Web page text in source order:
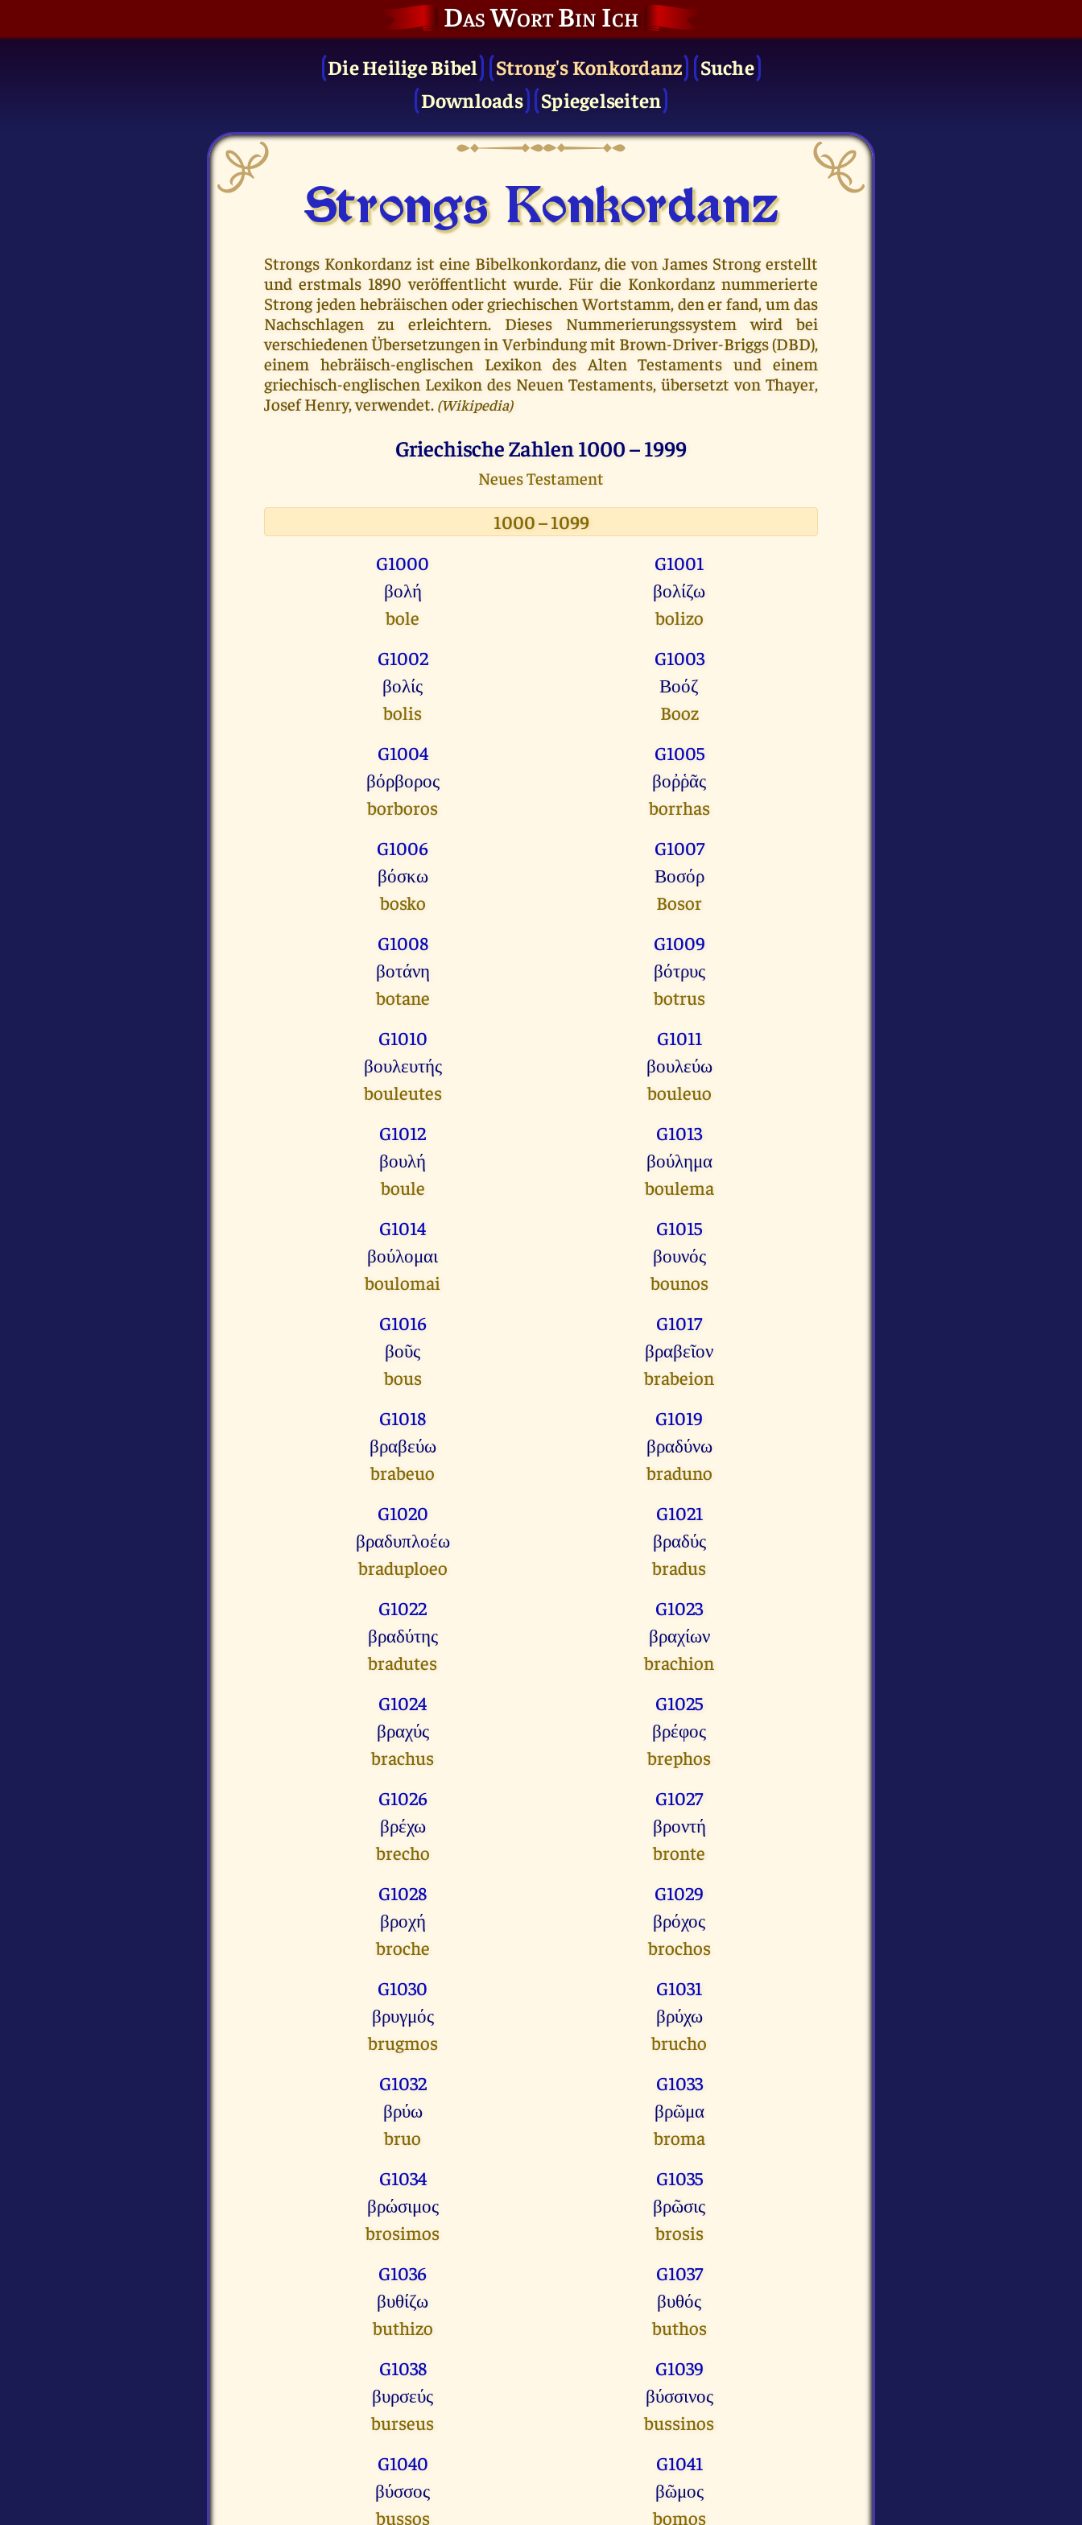
Das Wort Bin Ich
Die Heilige Bibel Strong's Konkordanz
Suche
Downloads
Spiegelseiten
Strongs Konkor­danz
Strongs Konkordanz ist eine Bibelkonkordanz, die von James Strong erstellt
und erstmals 1890 veröffentlicht wurde. Für die Konkordanz nummerierte
Strong jeden hebräischen oder griechischen Wortstamm, den er fand, um das
Nachschlagen zu erleichtern. Dieses Nummerierungssystem wird bei
verschiedenen Übersetzungen in Verbindung mit Brown-Driver-Briggs (DBD),
einem hebräisch-englischen Lexikon des Alten Testaments und einem
griechisch-englischen Lexikon des Neuen Testaments, übersetzt von Thayer,
Josef Henry, verwendet. (Wikipedia)
Griechische Zahlen1000 – 1999
Neues Testament
1000 – 1099
G1000
βολή
bole
G1001
βολίζω
bolizo
G1002
βολίς
bolis
G1003
Βοόζ
Booz
G1004
βόρβορος
borboros
G1005
βοῤῥᾶς
borrhas
G1006
βόσκω
bosko
G1007
Βοσόρ
Bosor
G1008
βοτάνη
botane
G1009
βότρυς
botrus
G1010
βουλευτής
bouleutes
G1011
βουλεύω
bouleuo
G1012
βουλή
boule
G1013
βούλημα
boulema
G1014
βούλομαι
boulomai
G1015
βουνός
bounos
G1016
βοῦς
bous
G1017
βραβεῖον
brabeion
G1018
βραβεύω
brabeuo
G1019
βραδύνω
braduno
G1020
βραδυπλοέω
braduploeo
G1021
βραδύς
bradus
G1022
βραδύτης
bradutes
G1023
βραχίων
brachion
G1024
βραχύς
brachus
G1025
βρέφος
brephos
G1026
βρέχω
brecho
G1027
βροντή
bronte
G1028
βροχή
broche
G1029
βρόχος
brochos
G1030
βρυγμός
brugmos
G1031
βρύχω
brucho
G1032
βρύω
bruo
G1033
βρῶμα
broma
G1034
βρώσιμος
brosimos
G1035
βρῶσις
brosis
G1036
βυθίζω
buthizo
G1037
βυθός
buthos
G1038
βυρσεύς
burseus
G1039
βύσσινος
bussinos
G1040
βύσσος
bussos
G1041
βῶμος
bomos